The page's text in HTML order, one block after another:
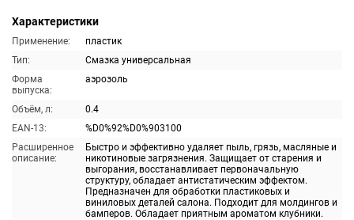
Характеристики
Применение:
пластик
Тип:
Смазка универсальная
Форма
выпуска:
аэрозоль
Объём, л:
0.4
EAN-13:
%D0%92%D0%903100
Расширенное
описание:
Быстро и эффективно удаляет пыль, грязь, масляные и
никотиновые загрязнения. Защищает от старения и
выгорания, восстанавливает первоначальную
структуру, обладает антистатическим эффектом.
Предназначен для обработки пластиковых и
виниловых деталей салона. Подходит для молдингов и
бамперов. Обладает приятным ароматом клубники.